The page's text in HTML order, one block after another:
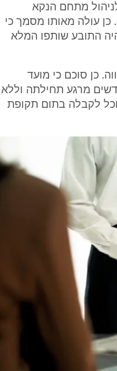
מתחם הנקא
כן עולה מאותו מסמך כי
₪ על ידי התובע, יהיה התובע שותפו המלא
כן סוכם כי מועד
הוא מיום 1/12/2007, "לתקופה של 12 חודשים מרגע תחילתה וללא
לקבלה בתום תקופת